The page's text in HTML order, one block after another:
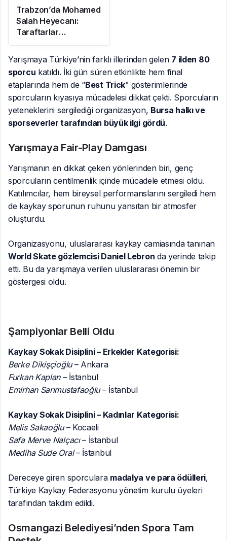
Trabzon’da Mohamed
Salah Heyecanı:
Taraftarlar
Mağazalara Akın Etti
Yarışmaya Türkiye’nin farklı illerinden gelen 7 ilden 80
sporcu katıldı. İki gün süren etkinlikte hem final
etaplarında hem de “Best Trick” gösterimlerinde
sporcuların kıyasıya mücadelesi dikkat çekti. Sporcuların
yeteneklerini sergilediği organizasyon, Bursa halkı ve
sporseverler tarafından büyük ilgi gördü.
Yarışmaya Fair-Play Damgası
Yarışmanın en dikkat çeken yönlerinden biri, genç
sporcuların centilmenlik içinde mücadele etmesi oldu.
Katılımcılar, hem bireysel performanslarını sergiledi hem
de kaykay sporunun ruhunu yansıtan bir atmosfer
oluşturdu.
Organizasyonu, uluslararası kaykay camiasında tanınan
World Skate gözlemcisi Daniel Lebron da yerinde takip
etti. Bu da yarışmaya verilen uluslararası önemin bir
göstergesi oldu.
Şampiyonlar Belli Oldu
Kaykay Sokak Disiplini – Erkekler Kategorisi:
Berke Dikişçioğlu– Ankara
Furkan Kaplan– İstanbul
Emirhan Sarımustafaoğlu– İstanbul
Kaykay Sokak Disiplini – Kadınlar Kategorisi:
Melis Sakaoğlu– Kocaeli
Safa Merve Nalçacı– İstanbul
Mediha Sude Oral– İstanbul
Dereceye giren sporculara madalya ve para ödülleri,
Türkiye Kaykay Federasyonu yönetim kurulu üyeleri
tarafından takdim edildi.
Osmangazi Belediyesi’nden Spora Tam